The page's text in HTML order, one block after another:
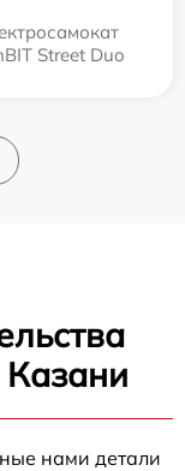
Street Duo
Казани
нами детали